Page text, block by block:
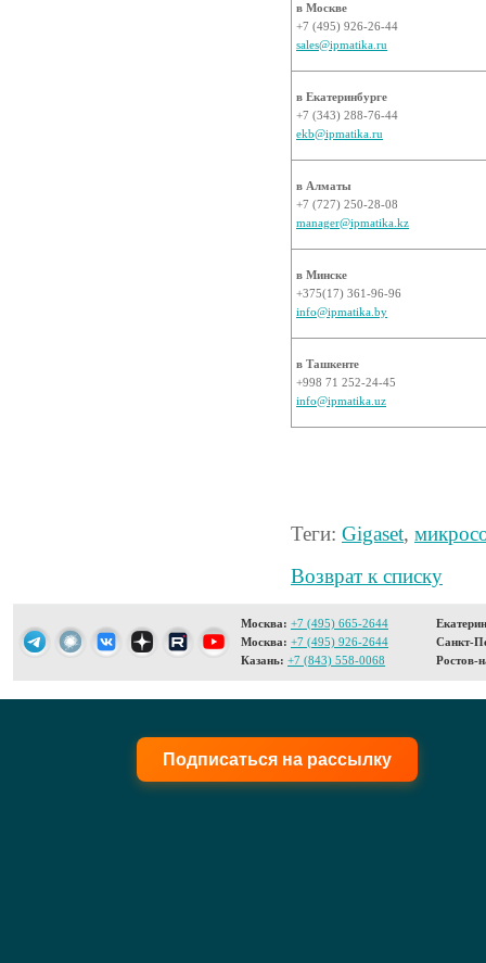
в Москве
+7 (495) 926-26-44
sales@ipmatika.ru
в Екатеринбурге
+7 (343) 288-76-44
ekb@ipmatika.ru
в Алматы
+7 (727) 250-28-08
manager@ipmatika.kz
в Минске
+375(17) 361-96-96
info@ipmatika.by
в Ташкенте
+998 71 252-24-45
info@ipmatika.uz
Теги: Gigaset,
Возврат к списку
Москва: +7 (495) 665-2644
Москва: +7 (495) 926-2644
Казань: +7 (843) 558-0068
Санкт-
Ростов-
Подписаться на рассылку